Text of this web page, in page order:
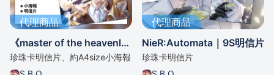
代理商品
《master of the heavenly yard》明信片／小海報
珍珠卡明信片、約A4size小海報
代理商品
NieR:Automata｜9S明信片
珍珠卡明信片